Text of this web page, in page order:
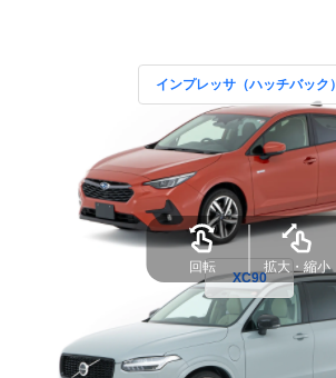
インプレッサ（ハッチバック）
XC90
回転 拡大・縮小